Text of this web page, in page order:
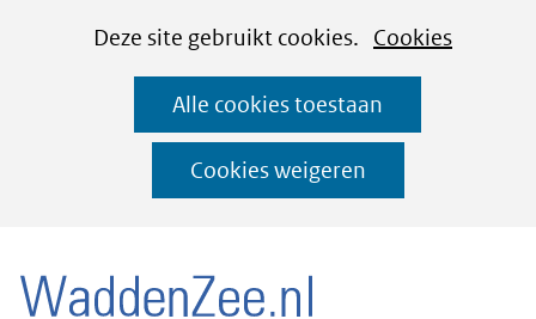
CookiesDeze site gebruikt cookies. Cookies
deze
Alle cookies toestaan
Cookies weigeren
Ga
naar
de
inhoud